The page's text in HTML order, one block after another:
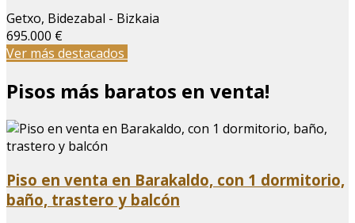
Getxo, Bidezabal - Bizkaia
695.000 €
Ver más destacados
Pisos más baratos en venta!
Piso en venta en Barakaldo, con 1 dormitorio,
baño, trastero y balcón